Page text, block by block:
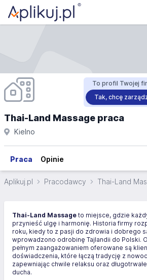
To profil Twojej
Tak, chcę
Thai-Land Massage praca
Kielno
Praca Opinie
Aplikuj.pl Pracodawcy Thai-Land
Thai-Land Massage to miejsce, gdzie
przynieść ulgę i harmonię. Historia firmy
roku, kiedy to z pasji do zdrowia i dobrego
wprowadzono odrobinę Tajlandii do Polski.
pełnym zaangażowaniem oferowane są
doświadczenia, które łączą tradycję z
zapewniając chwile relaksu oraz
ducha.